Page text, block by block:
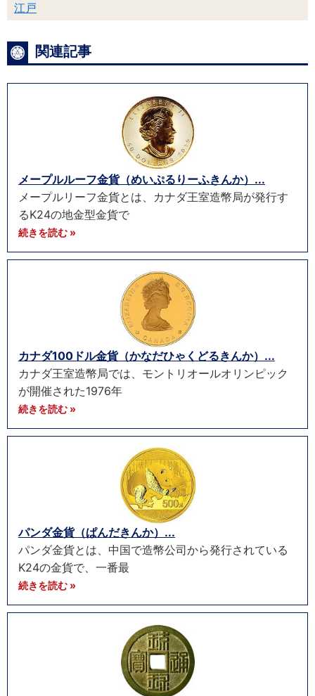
江戸
関連記事
メープルルーフ金貨（めいぷるりーふきんか）...
メープルリーフ金貨とは、カナダ王室造幣局が発行す
るK24の地金型金貨で
続きを読む »
カナダ100ドル金貨（かなだひゃくどるきんか）...
カナダ王室造幣局では、モントリオールオリンピック
が開催された1976年
続きを読む »
パンダ金貨（ぱんだきんか）...
パンダ金貨とは、中国で造幣公司から発行されている
K24の金貨で、一番最
続きを読む »